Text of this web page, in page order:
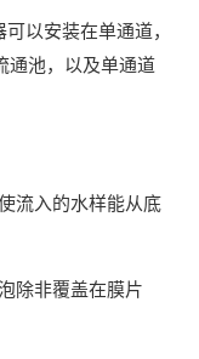
以安装在单通道，
通池，以及单通道
流入的水样能从底
除非覆盖在膜片